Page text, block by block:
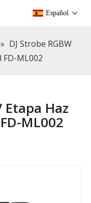
Español
» DJ Strobe RGBW
FD-ML002
Etapa Haz
ML002